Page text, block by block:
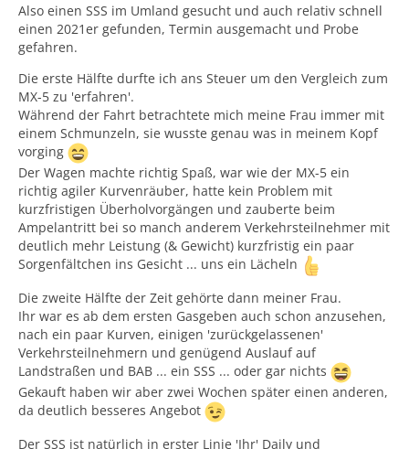
Also einen SSS im Umland gesucht und auch relativ schnell
einen 2021er gefunden, Termin ausgemacht und Probe
gefahren.
Die erste Hälfte durfte ich ans Steuer um den Vergleich zum
MX-5 zu 'erfahren'.
Während der Fahrt betrachtete mich meine Frau immer mit
einem Schmunzeln, sie wusste genau was in meinem Kopf
vorging
Der Wagen machte richtig Spaß, war wie der MX-5 ein
richtig agiler Kurvenräuber, hatte kein Problem mit
kurzfristigen Überholvorgängen und zauberte beim
Ampelantritt bei so manch anderem Verkehrsteilnehmer mit
deutlich mehr Leistung (& Gewicht) kurzfristig ein paar
Sorgenfältchen ins Gesicht ... uns ein Lächeln
Die zweite Hälfte der Zeit gehörte dann meiner Frau.
Ihr war es ab dem ersten Gasgeben auch schon anzusehen,
nach ein paar Kurven, einigen 'zurückgelassenen'
Verkehrsteilnehmern und genügend Auslauf auf
Landstraßen und BAB ... ein SSS ... oder gar nichts
Gekauft haben wir aber zwei Wochen später einen anderen,
da deutlich besseres Angebot
Der SSS ist natürlich in erster Linie 'Ihr' Daily und